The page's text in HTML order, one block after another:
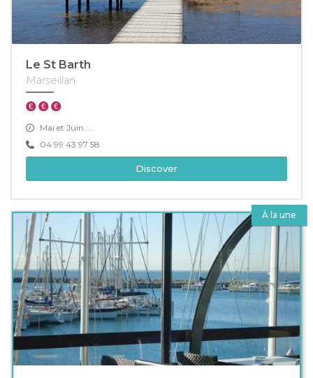
Le St Barth
Marseillan
Mai et Juin :...
04 99 43 97 58
Discover
À la une